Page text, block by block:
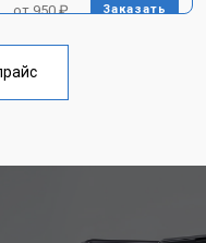
от 950 ₽ Заказать
от 3200 ₽